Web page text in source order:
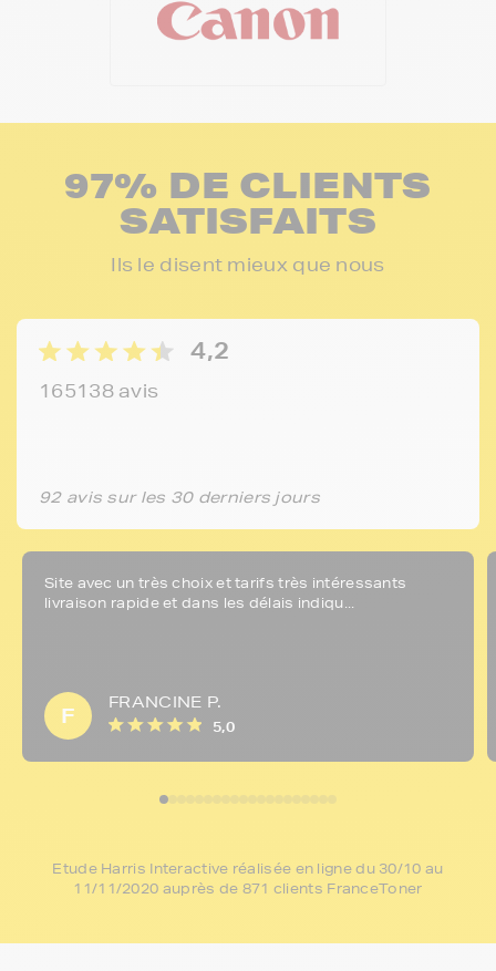
97% DE CLIENTS
SATISFAITS
Ils le disent mieux que nous
4,2
165138 avis
92 avis sur les 30 derniers jours
Site avec un très choix et tarifs très intéressants
livraison rapide et dans les délais indiqu...
F
FRANCINE P.
5,0
Etude Harris Interactive réalisée en ligne du 30/10 au
11/11/2020 auprès de 871 clients FranceToner